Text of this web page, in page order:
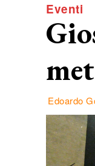
Eventi
Edoardo